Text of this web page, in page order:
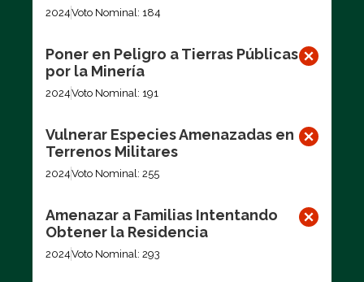
2024Voto Nominal: 184
Poner en Peligro a Tierras Públicas
por la Minería
2024Voto Nominal: 191
Vulnerar Especies Amenazadas en
Terrenos Militares
2024Voto Nominal: 255
Amenazar a Familias Intentando
Obtener la Residencia
2024Voto Nominal: 293